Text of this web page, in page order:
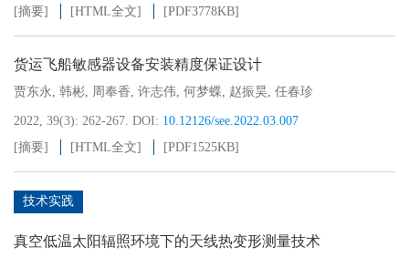
[摘要]
[HTML全文] [PDF3778KB]
货运飞船敏感器设备安装精度保证设计
贾东永, 韩彬, 周奉香, 许志伟, 何梦蝶, 赵振昊, 任春珍
2022, 39(3): 262-267. DOI: 10.12126/see.2022.03.007
[摘要]
[HTML全文] [PDF1525KB]
技术实践
真空低温太阳辐照环境下的天线热变形测量技术